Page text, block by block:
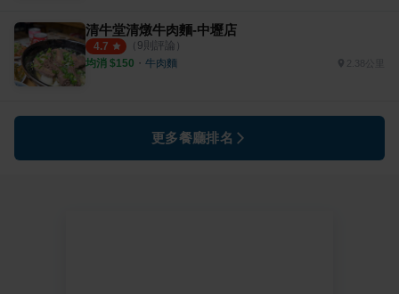
清牛堂清燉牛肉麵-中壢店
4.7 （ 9則評論）
均消 $150 ・ 牛肉麵
更多餐廳排名